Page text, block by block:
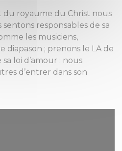
du royaume du Christ nous
responsables de sa
les musiciens,
diapason ; prenons le LA de
loi d’amour : nous
d’entrer dans son